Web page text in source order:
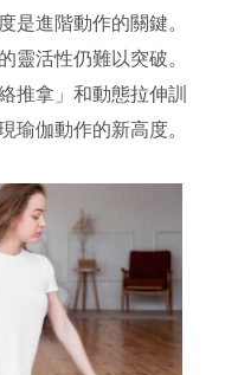
是進階動作的關鍵。
靈活性仍難以突破。
推拿」和動態拉伸訓
瑜伽動作的新高度。